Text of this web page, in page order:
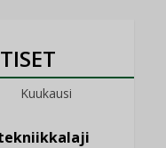
Kuukausi